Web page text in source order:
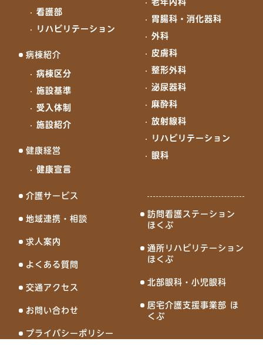
看護部
リハビリテーション
病棟紹介
病棟区分
施設基準
受入体制
施設紹介
健康経営
健康宣言
老年内科
胃腸科・消化器科
外科
皮膚科
整形外科
泌尿器科
麻酔科
放射線科
リハビリテーション
眼科
介護サービス
地域連携・相談
求人案内
よくある質問
交通アクセス
お問い合わせ
プライバシーポリシー
訪問看護ステーション
ほくぶ
通所リハビリテーション
ほくぶ
北部眼科・小児眼科
居宅介護支援事業部 ほ
くぶ